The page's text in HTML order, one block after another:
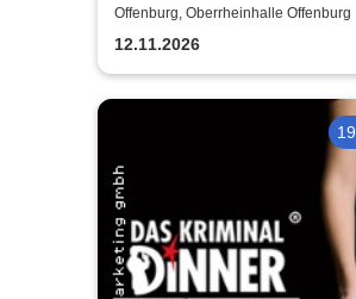
GERMANS - Stand-Up
Comedy
Offenburg, Oberrheinhalle Offenburg
12.11.2026